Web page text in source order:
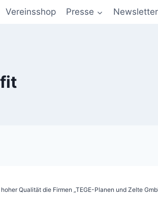
Vereinsshop Presse Newsletter
Qualität die Firmen „TEGE-Planen und Zelte